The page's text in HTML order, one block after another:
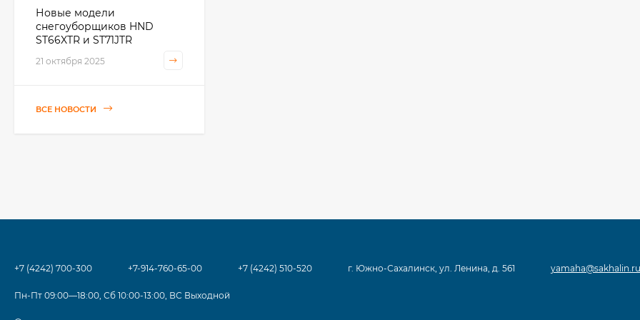
Новые модели
снегоуборщиков HND
ST66XTR и ST71JTR
21 октября 2025
ВСЕ НОВОСТИ
+7 (4242) 700-300 +7-914-760-65-00 +7 (4242) 510-520 г. Южно-Сахалинск, ул. Ленина, д. 561 yamaha@sakhalin.ru
Пн-Пт 09:00—18:00, Сб 10:00-13:00, ВС Выходной